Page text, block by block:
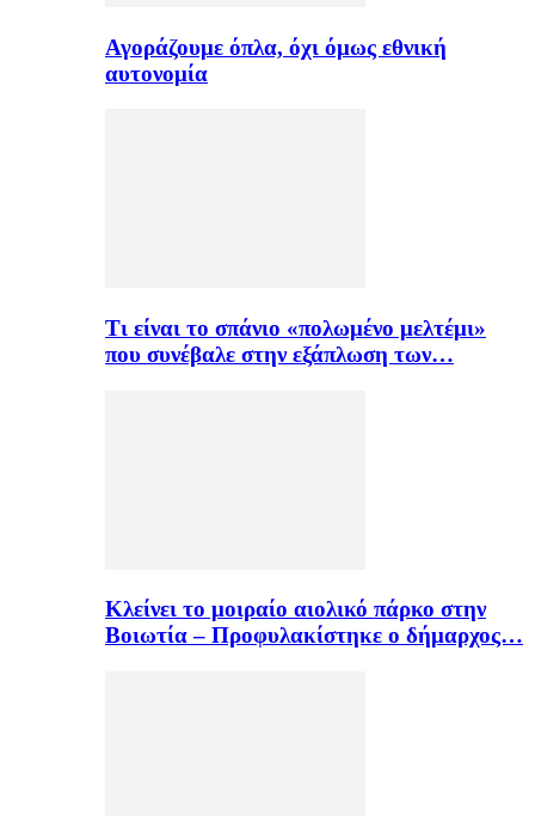
Αγοράζουμε όπλα, όχι όμως εθνική
αυτονομία
Τι είναι το σπάνιο «πολωμένο μελτέμι»
που συνέβαλε στην εξάπλωση των…
Κλείνει το μοιραίο αιολικό πάρκο στην
Βοιωτία – Προφυλακίστηκε ο δήμαρχος…